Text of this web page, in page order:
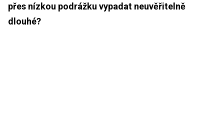
přes nízkou podrážku vypadat neuvěřitelně
dlouhé?